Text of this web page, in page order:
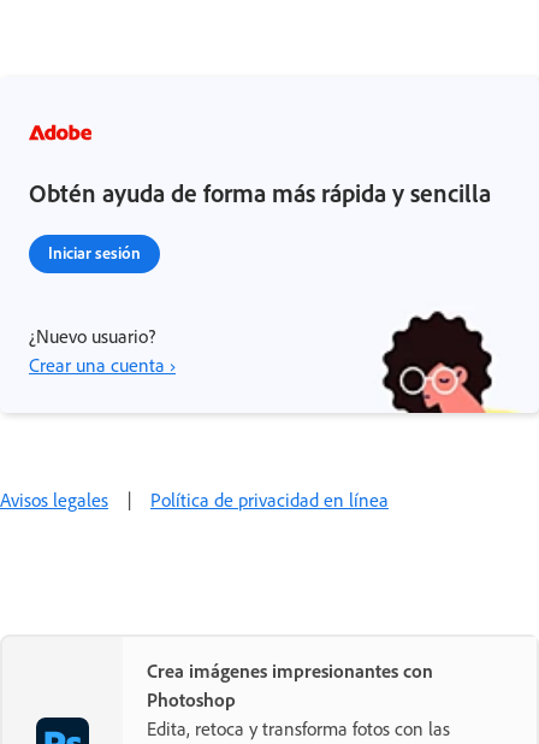
Obtén ayuda de forma más rápida y sencilla
Iniciar sesión
¿Nuevo usuario?
Crear una cuenta ›
Avisos legales | Política de privacidad en línea
Crea imágenes impresionantes con
Photoshop
Edita, retoca y transforma fotos con las